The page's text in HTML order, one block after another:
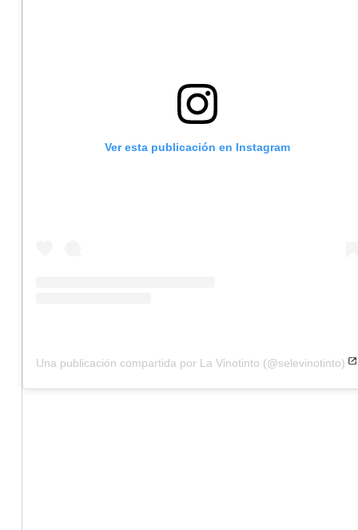
Ver esta publicación en Instagram
Una publicación compartida por La Vinotinto (@selevinotinto)